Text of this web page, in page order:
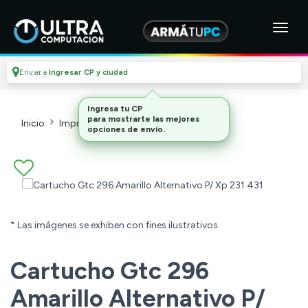
Enviar a Ingresar CP y ciudad
Inicio Impresoras Y Cartuchos Cartuchos
* Las imágenes se exhiben con fines ilustrativos.
Cartucho Gtc 296
Amarillo Alternativo P/